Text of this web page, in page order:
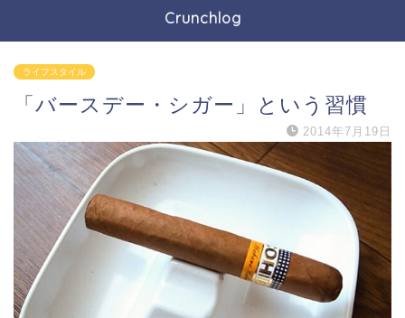
Crunchlog
ライフスタイル
「バースデー・シガー」という習慣
2014年7月19日